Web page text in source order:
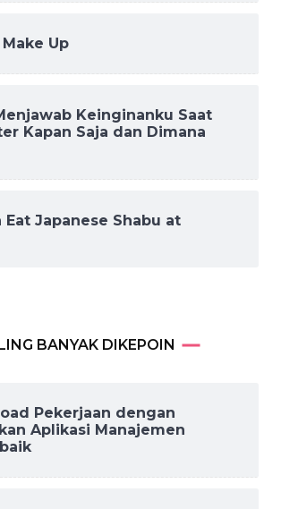
Up
Keinginanku Saat
Kapan Saja dan Dimana
Eat Japanese Shabu at
BANYAK DIKEPOIN
Pekerjaan dengan
Aplikasi Manajemen